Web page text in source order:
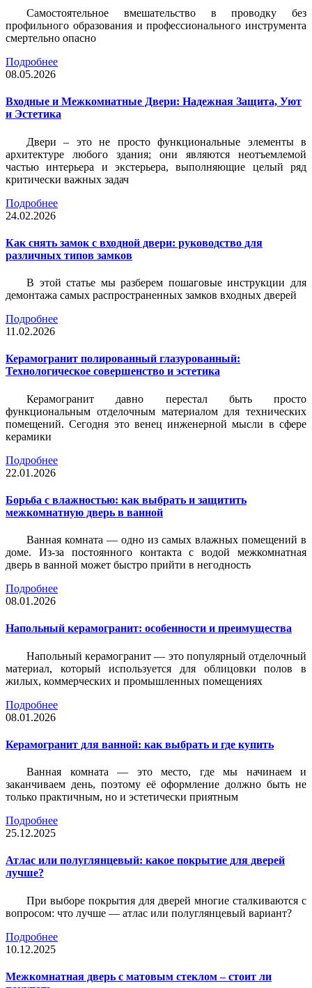
Самостоятельное вмешательство в проводку без
профильного образования и профессионального инструмента
смертельно опасно
Подробнее
08.05.2026
Входные и Межкомнатные Двери: Надежная Защита, Уют
и Эстетика
Двери – это не просто функциональные элементы в
архитектуре любого здания; они являются неотъемлемой
частью интерьера и экстерьера, выполняющие целый ряд
критически важных задач
Подробнее
24.02.2026
Как снять замок с входной двери: руководство для
различных типов замков
В этой статье мы разберем пошаговые инструкции для
демонтажа самых распространенных замков входных дверей
Подробнее
11.02.2026
Керамогранит полированный глазурованный:
Технологическое совершенство и эстетика
Керамогранит давно перестал быть просто
функциональным отделочным материалом для технических
помещений. Сегодня это венец инженерной мысли в сфере
керамики
Подробнее
22.01.2026
Борьба с влажностью: как выбрать и защитить
межкомнатную дверь в ванной
Ванная комната — одно из самых влажных помещений в
доме. Из-за постоянного контакта с водой межкомнатная
дверь в ванной может быстро прийти в негодность
Подробнее
08.01.2026
Напольный керамогранит: особенности и преимущества
Напольный керамогранит — это популярный отделочный
материал, который используется для облицовки полов в
жилых, коммерческих и промышленных помещениях
Подробнее
08.01.2026
Керамогранит для ванной: как выбрать и где купить
Ванная комната — это место, где мы начинаем и
заканчиваем день, поэтому её оформление должно быть не
только практичным, но и эстетически приятным
Подробнее
25.12.2025
Атлас или полуглянцевый: какое покрытие для дверей
лучше?
При выборе покрытия для дверей многие сталкиваются с
вопросом: что лучше — атлас или полуглянцевый вариант?
Подробнее
10.12.2025
Межкомнатная дверь с матовым стеклом – стоит ли